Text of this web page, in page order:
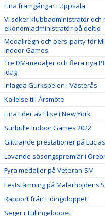
Fina framgångar i Uppsala
Vi söker klubbadministratör och
ekonomiadministratör på deltid
Medaljregn och pers-party för
Indoor Games
Tre DM-medaljer och flera nya
idag
Inlagda Gurkspelen i Västerås
Kallelse till Årsmöte
Fina tider av Elise i New York
Surbulle Indoor Games 2022
Glittrande prestationer på
Lovande säsongspremiär i
Fyra medaljer på Veteran-SM
Feststämning på Mälarhöjdens
Rapport från Lidingöloppet
Seger i Tullingeloppet